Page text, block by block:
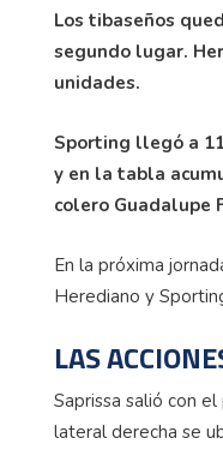
Los tibaseños
segundo lugar.
unidades.
Sporting llegó a
y en la tabla
colero Guadalupe
En la próxima
Herediano y
LAS
Saprissa salió con
lateral derecha se